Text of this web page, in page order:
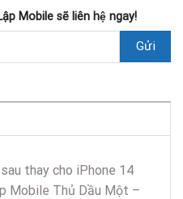
Mobile sẽ liên hệ ngay!
thay cho iPhone 14
Mobile Thủ Dầu Một –